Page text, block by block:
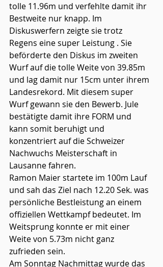
tolle 11.96m und verfehlte damit ihr
Bestweite nur knapp. Im
Diskuswerfern zeigte sie trotz
Regens eine super Leistung . Sie
beförderte den Diskus im zweiten
Wurf auf die tolle Weite von 39.85m
und lag damit nur 15cm unter ihrem
Landesrekord. Mit diesem super
Wurf gewann sie den Bewerb. Jule
bestätigte damit ihre FORM und
kann somit beruhigt und
konzentriert auf die Schweizer
Nachwuchs Meisterschaft in
Lausanne fahren.
Ramon Maier startete im 100m Lauf
und sah das Ziel nach 12.20 Sek. was
persönliche Bestleistung an einem
offiziellen Wettkampf bedeutet. Im
Weitsprung konnte er mit einer
Weite von 5.73m nicht ganz
zufrieden sein.
Am Sonntag Nachmittag wurde das